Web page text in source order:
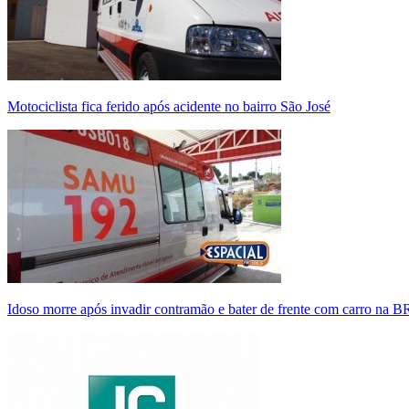
Motociclista fica ferido após acidente no bairro São José
Idoso morre após invadir contramão e bater de frente com carro na